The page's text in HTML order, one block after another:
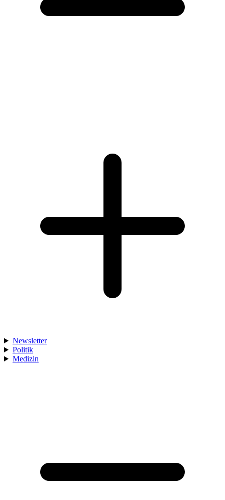
Newsletter
Politik
Medizin